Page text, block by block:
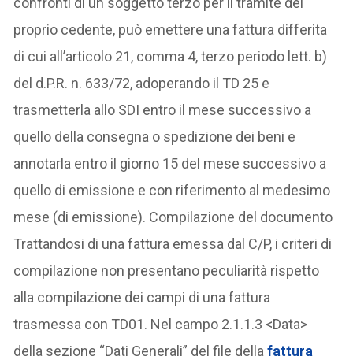
proprio cedente, può emettere una fattura differita
di cui all’articolo 21, comma 4, terzo periodo lett. b)
del d.P.R. n. 633/72, adoperando il TD 25 e
trasmetterla allo SDI entro il mese successivo a
quello della consegna o spedizione dei beni e
annotarla entro il giorno 15 del mese successivo a
quello di emissione e con riferimento al medesimo
mese (di emissione). Compilazione del documento
Trattandosi di una fattura emessa dal C/P, i criteri di
compilazione non presentano peculiarità rispetto
alla compilazione dei campi di una fattura
trasmessa con TD01. Nel campo 2.1.1.3 <Data>
della sezione “Dati Generali” del file dellafattura